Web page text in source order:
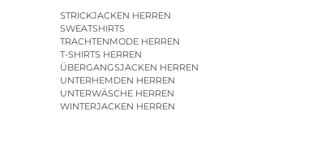
STRICKJACKEN HERREN
SWEATSHIRTS
TRACHTENMODE HERREN
T-SHIRTS HERREN
ÜBERGANGSJACKEN HERREN
UNTERHEMDEN HERREN
UNTERWÄSCHE HERREN
WINTERJACKEN HERREN